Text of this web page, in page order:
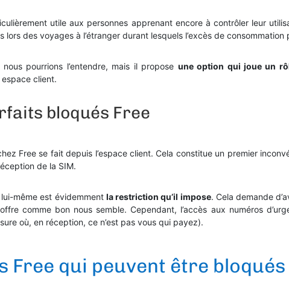
utile aux personnes apprenant encore à contrôler leur
des voyages à l’étranger durant lesquels l’excès de
pourrions l’entendre, mais il propose une option qui joue un
client.
bloqués Free
Free se fait depuis l’espace client. Cela constitue un premier
de la SIM.
même est évidemment la restriction qu’il impose. Cela demande
comme bon nous semble. Cependant, l’accès aux numéros
où, en réception, ce n’est pas vous qui payez).
Free qui peuvent être bloqués